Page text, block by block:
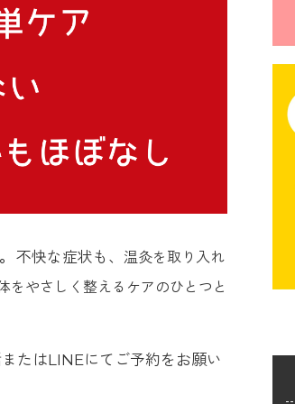
。 不快な症状も、 温灸を取り入れ
をやさしく整えるケアのひとつと
たはLINEにてご予約をお願い